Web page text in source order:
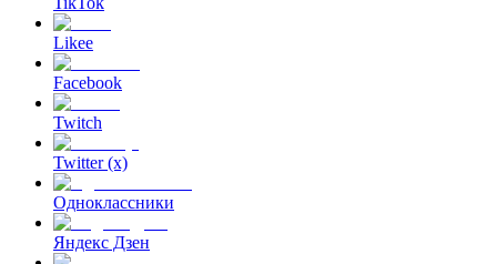
Likee
Facebook
Twitch
Twitter (x)
Одноклассники
Яндекс Дзен